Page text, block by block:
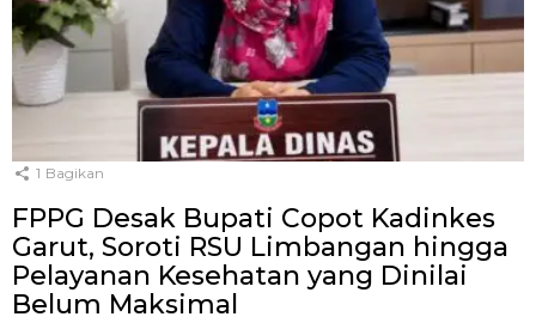
1 Bagikan
FPPG Desak Bupati Copot Kadinkes
Garut, Soroti RSU Limbangan hingga
Pelayanan Kesehatan yang Dinilai
Belum Maksimal